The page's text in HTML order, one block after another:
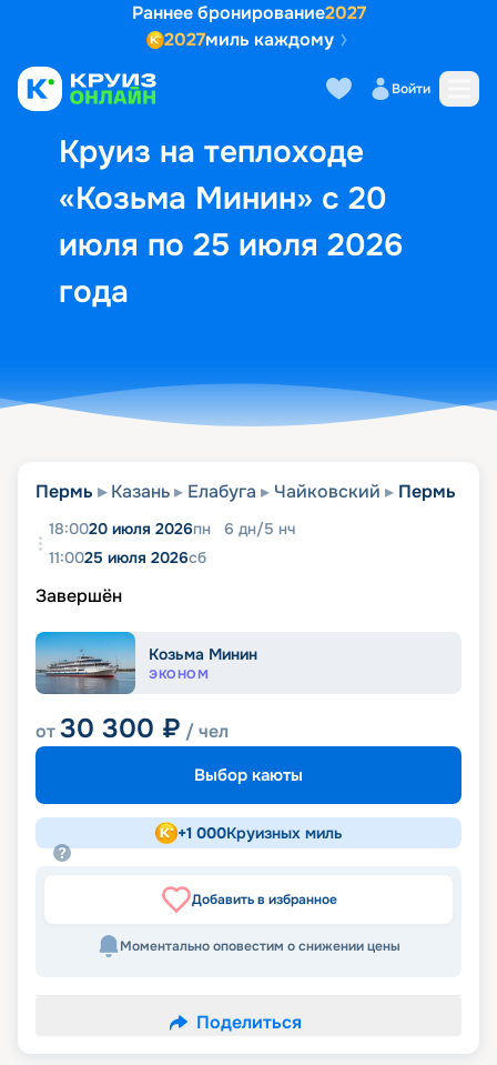
Раннее бронирование2027
2027миль каждому
Войти
Круиз на теплоходе
«Козьма Минин» с 20
июля по 25 июля 2026
года
Выбор кают Маршрут и
Пермь Казань Елабуга Чайковский Пермь
18:0020 июля 2026пн 6 дн/5 нч
11:0025 июля 2026сб
Завершён
Козьма Минин
ЭКОНОМ
от30 300 ₽ / чел
Выбор каюты
+1 000Круизных миль
Добавить в избранное
Моментально оповестим о снижении цены
Поделиться